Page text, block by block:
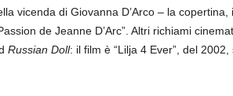
vicenda di Giovanna D’Arco – la
de Jeanne D’Arc”. Altri richiami
Russian Doll: il film è “Lilja 4 Ever”, del